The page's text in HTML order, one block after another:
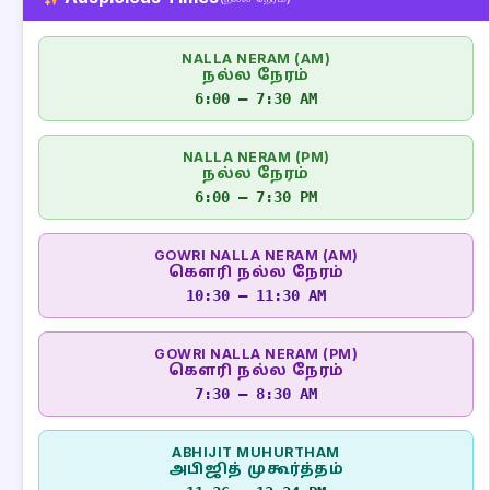
NALLA NERAM (AM)
நல்ல நேரம்
6:00 – 7:30 AM
NALLA NERAM (PM)
நல்ல நேரம்
6:00 – 7:30 PM
GOWRI NALLA NERAM (AM)
கௌரி நல்ல நேரம்
10:30 – 11:30 AM
GOWRI NALLA NERAM (PM)
கௌரி நல்ல நேரம்
7:30 – 8:30 AM
ABHIJIT MUHURTHAM
அபிஜித் முகூர்த்தம்